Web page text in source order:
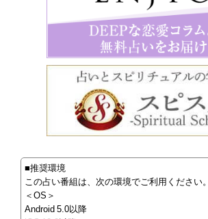
■推奨環境
この占い番組は、次の環境でご利用ください。
＜OS＞
Android 5.0以降